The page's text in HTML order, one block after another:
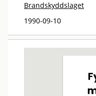
Brandskyddslaget
1990-09-10